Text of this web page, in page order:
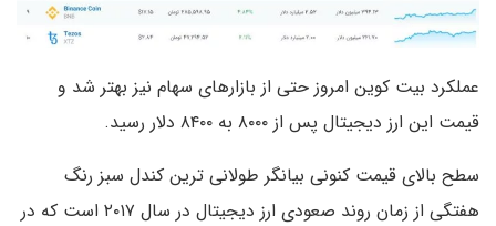
عملکرد بیت کوین امروز حتی از بازارهای سهام نیز بهتر شد و
قیمت این ارز دیجیتال پس از ۸۰۰۰ به ۸۴۰۰ دلار رسید.
سطح بالای قیمت کنونی بیانگر طولانی ترین کندل سبز رنگ
هفتگی از زمان روند صعودی ارز دیجیتال در سال ۲۰۱۷ است که در